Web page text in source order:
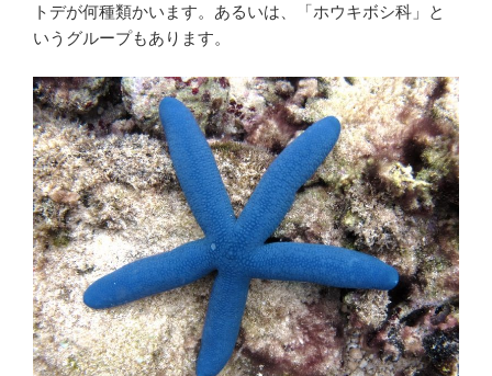
c
b
o
o
k
i
t
e
r
n
トデが何種類かいます。あるいは、「ホウキボシ科」と
いうグループもあります。